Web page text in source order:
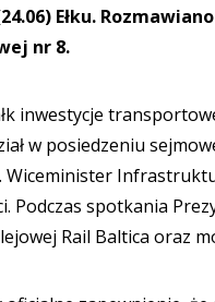
Ełku.
nr 8.
inwestycje
w posiedzeniu
Podczas spotkania
Rail Baltica oraz